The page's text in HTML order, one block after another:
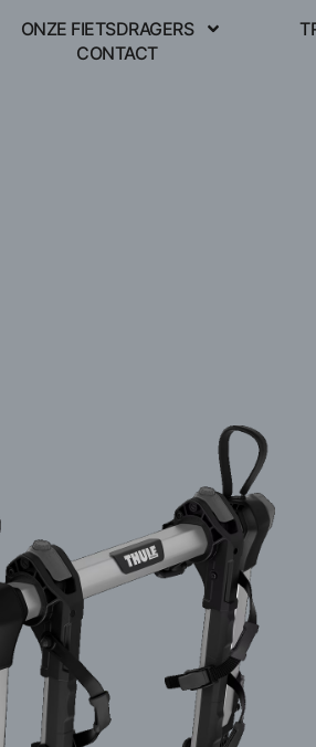
ONZE FIETSDRAGERS
CONTACT